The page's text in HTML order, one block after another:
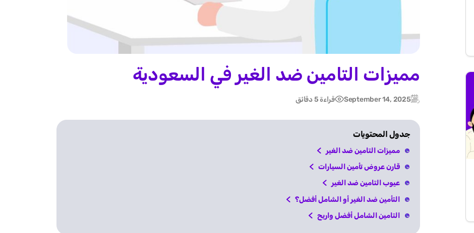
مميزات التامين ضد الغير في السعودية
Updated:
September 14, 2025
Postقراءة 5 دقائق
جدول المحتويات
مميزات التامين ضد الغير
قارن عروض تأمين السيارات
عيوب التامين ضد الغير
التأمين ضد الغير أو الشامل أفضل؟
التامين الشامل أفضل واريح